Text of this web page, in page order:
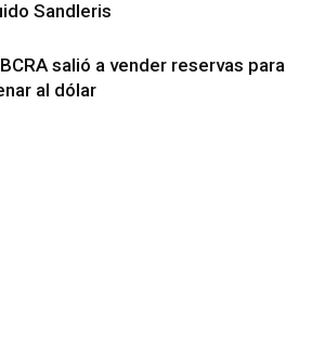
Sandleris
salió a vender reservas para
al dólar